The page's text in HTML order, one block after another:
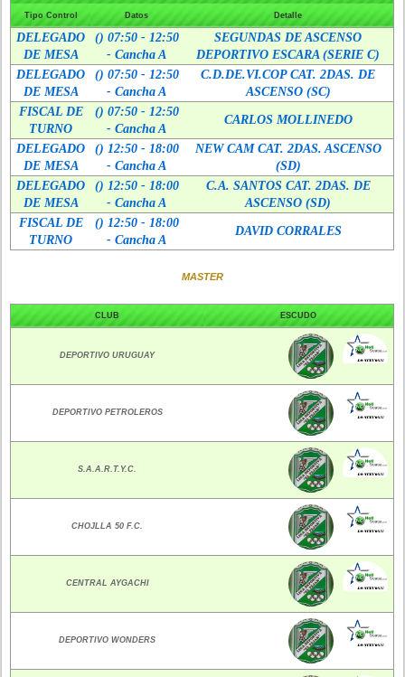
Tipo Control Datos Detalle
DELEGADO
DE MESA
() 07:50 - 12:50
- Cancha A
SEGUNDAS DE ASCENSO
DEPORTIVO ESCARA (SERIE C)
DELEGADO
DE MESA
() 07:50 - 12:50
- Cancha A
C.D.DE.VI.COP CAT. 2DAS. DE
ASCENSO (SC)
FISCAL DE
TURNO
() 07:50 - 12:50
- Cancha A
CARLOS MOLLINEDO
DELEGADO
DE MESA
() 12:50 - 18:00
- Cancha A
NEW CAM CAT. 2DAS. ASCENSO
(SD)
DELEGADO
DE MESA
() 12:50 - 18:00
- Cancha A
C.A. SANTOS CAT. 2DAS. DE
ASCENSO (SD)
FISCAL DE
TURNO
() 12:50 - 18:00
- Cancha A
DAVID CORRALES
MASTER
CLUB ESCUDO
DEPORTIVO URUGUAY
DEPORTIVO PETROLEROS
S.A.A.R.T.Y.C.
CHOJLLA 50 F.C.
CENTRAL AYGACHI
DEPORTIVO WONDERS